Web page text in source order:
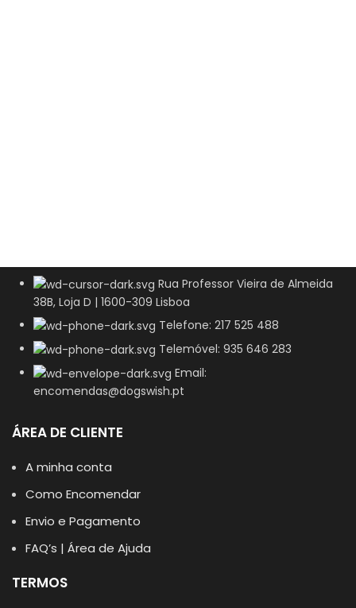
Rua Professor Vieira de Almeida
38B, Loja D | 1600-309 Lisboa
Telefone: 217 525 488
Telemóvel: 935 646 283
Email:
encomendas@dogswish.pt
ÁREA DE CLIENTE
A minha conta
Como Encomendar
Envio e Pagamento
FAQ’s | Área de Ajuda
TERMOS